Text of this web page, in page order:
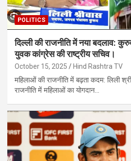
POLITICS
दिल्ली की राजनीति में नया बदलाव:
युवक कांग्रेस की राष्ट्रीय सचिव।
October 15, 2025 Hind Rashtra TV
महिलाओं की राजनीति में बढ़ता कदम: लिली
राजनीति में महिलाओं का योगदान…